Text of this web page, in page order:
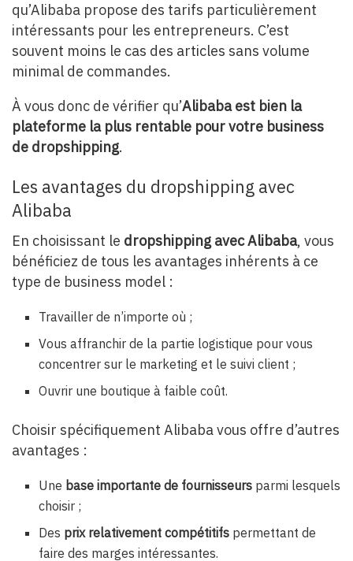
qu’Alibaba propose des tarifs particulièrement
intéressants pour les entrepreneurs. C’est
souvent moins le cas des articles sans volume
minimal de commandes.
À vous donc de vérifier qu’Alibaba est bien la
plateforme la plus rentable pour votre business
de dropshipping.
Les avantages du dropshipping avec
Alibaba
En choisissant le dropshipping avec Alibaba, vous
bénéficiez de tous les avantages inhérents à ce
type de business model :
Travailler de n’importe où ;
Vous affranchir de la partie logistique pour vous
concentrer sur le marketing et le suivi client ;
Ouvrir une boutique à faible coût.
Choisir spécifiquement Alibaba vous offre d’autres
avantages :
Une base importante de fournisseurs parmi lesquels
choisir ;
Des prix relativement compétitifs permettant de
faire des marges intéressantes.